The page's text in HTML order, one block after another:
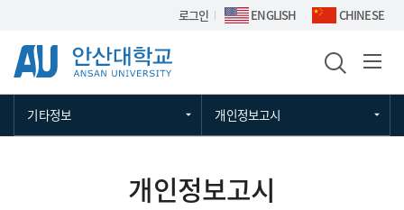
Skip Menu로그인 ENGLISH CHINESE
기타정보 개인정보고시
개인정보고시